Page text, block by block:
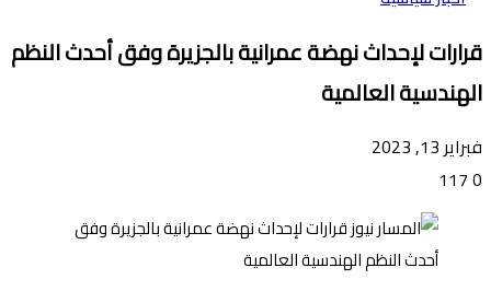
قرارات لإحداث نهضة عمرانية بالجزيرة وفق أحدث النظم
الهندسية العالمية
فبراير 13, 2023
0